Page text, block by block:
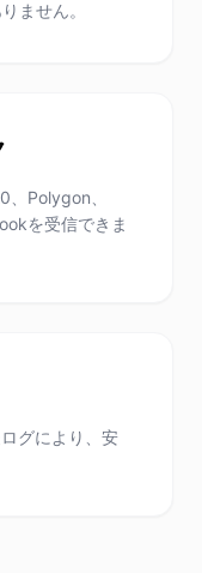
ません。
、Polygon、
を受信できま
グにより、安